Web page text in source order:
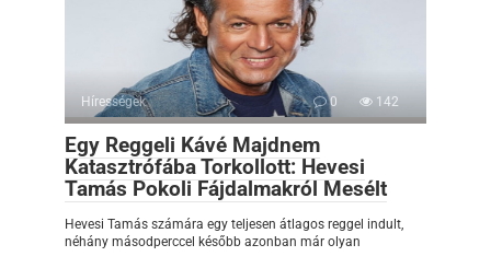
Hírességek 0 142
Egy Reggeli Kávé Majdnem
Katasztrófába Torkollott: Hevesi
Tamás Pokoli Fájdalmakról Mesélt
Hevesi Tamás számára egy teljesen átlagos reggel indult,
néhány másodperccel később azonban már olyan